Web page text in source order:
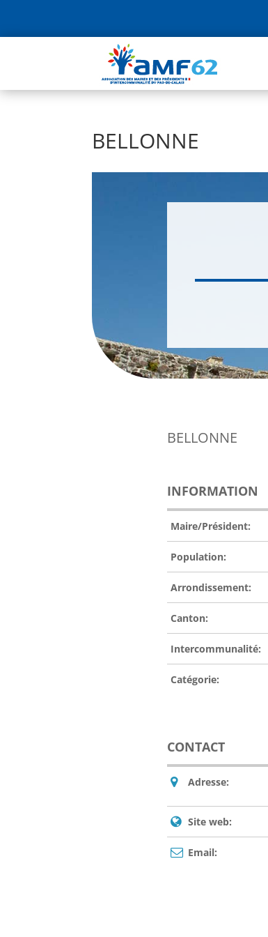
BELLONNE
BELLONNE
INFORMATION
Maire/Président:
Population:
Arrondissement:
Canton:
Intercommunalité:
Catégorie:
CONTACT
Adresse:
Site web:
Email: